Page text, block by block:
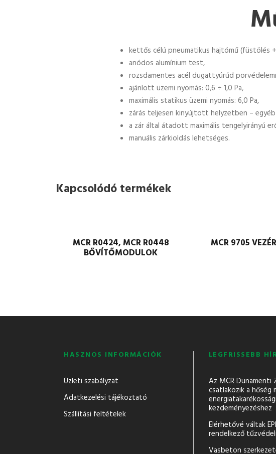
kettős célú pneumatikus hajtómű (füstölés
anódos alumínium test,
rozsdamentes acél dugattyúrúd
ajánlott üzemi nyomás: 0,6 ÷ 1,0 Pa,
maximális statikus üzemi nyomás: 6,0 Pa,
zárás teljesen kinyújtott helyzetben –
a zár által átadott maximális tengelyirányú
manuális zárkioldás lehetséges.
Kapcsolódó termékek
MCR R0424, MCR R0448
BŐVÍTŐMODULOK
MCR 9705
HASZNOS INFORMÁCIÓK
Üzleti szabályzat
Adatkezelési tájékoztató
Szállítási feltételek
LEGFRISSEBB
Az MCR Dunamenti
csatlakozik a hőség
energiatakarékossági
kezdeményezéshez
Elérhetővé váltak
rendelkező
Vasbeton